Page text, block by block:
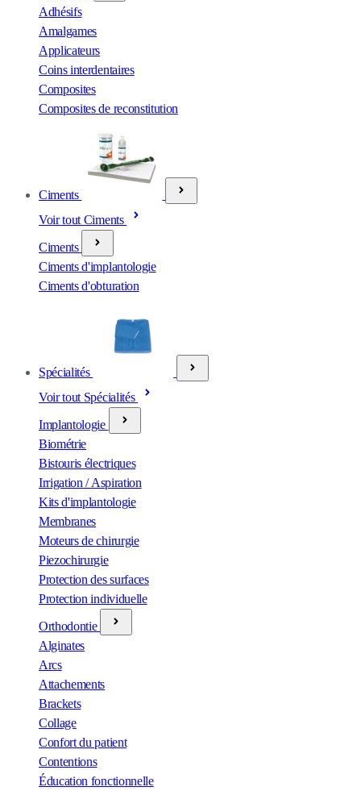
Adhésifs
Amalgames
Applicateurs
Coins interdentaires
Composites
Composites de reconstitution
Ciments
Voir tout Ciments
Ciments
Ciments d'implantologie
Ciments d'obturation
Spécialités
Voir tout Spécialités
Implantologie
Biométrie
Bistouris électriques
Irrigation / Aspiration
Kits d'implantologie
Membranes
Moteurs de chirurgie
Piezochirurgie
Protection des surfaces
Protection individuelle
Orthodontie
Alginates
Arcs
Attachements
Brackets
Collage
Confort du patient
Contentions
Éducation fonctionnelle